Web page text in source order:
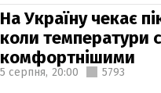
На Україну чекає
коли температури
комфортнішими
5 серпня, 20:00 5793